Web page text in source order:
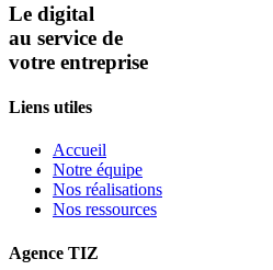
Le digital
au service de
votre entreprise
Liens utiles
Accueil
Notre équipe
Nos réalisations
Nos ressources
Agence TIZ